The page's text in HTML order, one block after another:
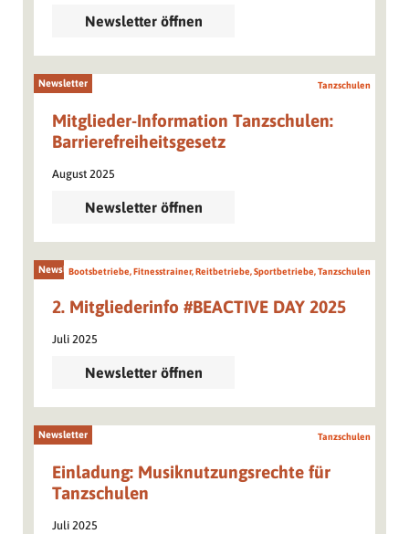
Newsletter öffnen
Newsletter
Mitglieder-Information Tanzschulen:
Barrierefreiheitsgesetz
August 2025
Tanzschulen
Newsletter öffnen
Newsletter
2. Mitgliederinfo #BEACTIVE DAY 2025
Juli 2025
Bootsbetriebe, Fitnesstrainer, Reitbetriebe, Sportbetriebe, Tanzschulen
Newsletter öffnen
Newsletter
Einladung: Musiknutzungsrechte für
Tanzschulen
Juli 2025
Tanzschulen